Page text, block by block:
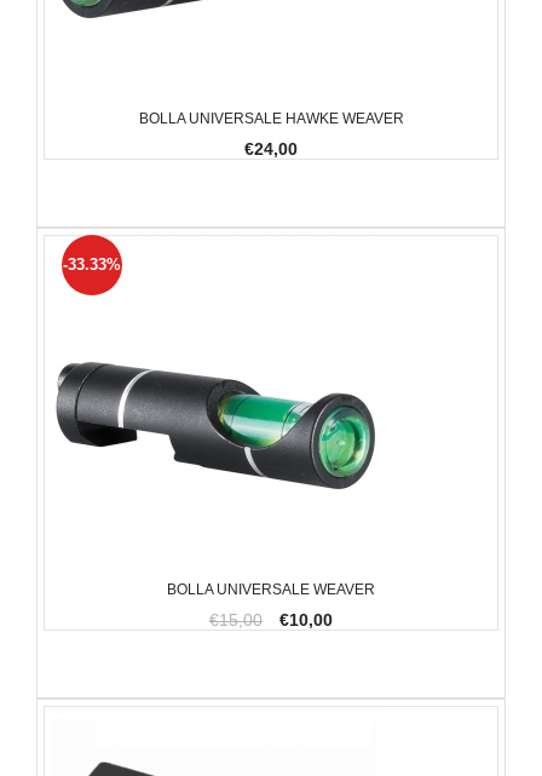
BOLLA UNIVERSALE HAWKE WEAVER
€24,00
BOLLA UNIVERSALE WEAVER
€15,00 €10,00
-33.33%